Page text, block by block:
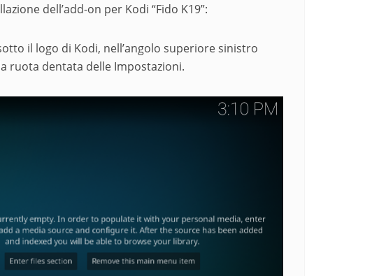
dell’add-on per Kodi “Fido K19”:
il logo di Kodi, nell’angolo superiore sinistro
ruota dentata delle Impostazioni.